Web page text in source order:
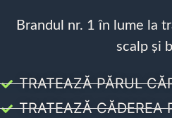
Brandul nr. 1 în lume la
scalp și
TRATEAZĂ PĂRUL
TRATEAZĂ CĂDEREA